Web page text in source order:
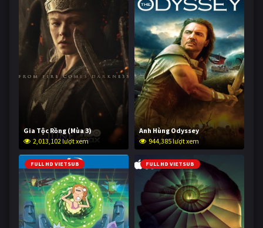
Gia Tộc Rồng (Mùa 3)
2,013,102 lượt xem
Anh Hùng Odyssey
944,385 lượt xem
FULL HD VIETSUB FULL HD VIETSUB